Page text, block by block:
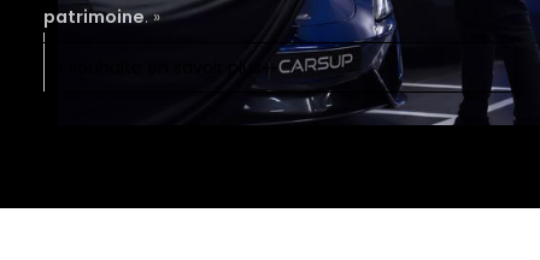
patrimoine. »